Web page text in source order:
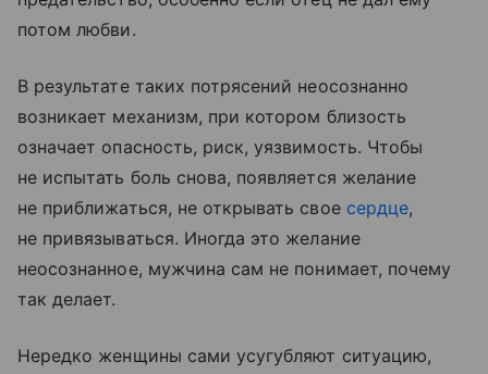
потом любви.
В результате таких потрясений неосознанно
возникает механизм, при котором близость
означает опасность, риск, уязвимость. Чтобы
не испытать боль снова, появляется желание
не приближаться, не открывать свое сердце,
не привязываться. Иногда это желание
неосознанное, мужчина сам не понимает, почему
так делает.
Нередко женщины сами усугубляют ситуацию,